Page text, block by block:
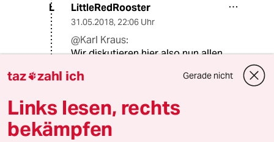
L LittleRedRooster
31.05.2018, 22:06 Uhr
@Karl Kraus:
Wir diskutieren hier also nun allen
Ist das so? - Nur damit ich auf dem
diesen Schmarren hier eh nicht mehr.
taz zahl ich Gerade nicht
Links lesen, rechts
bekämpfen